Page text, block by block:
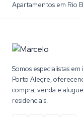
Apartamentos em Rio
Somos especialistas
Porto Alegre,
compra, venda e
residenciais.